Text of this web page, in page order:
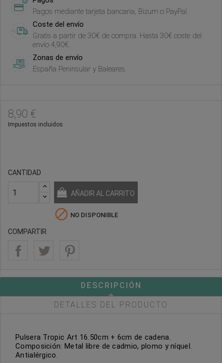
Pagos mediante tarjeta bancaria, Bizum o PayPal.
Coste del envío
Gratis a partir de 30€ de compra. Hasta 30€ coste del
envío 4,90€.
Zonas de envío
España Peninsular y Baleares.
8,90 €
Impuestos incluidos
CANTIDAD
AÑADIR AL CARRITO
 NO DISPONIBLE
COMPARTIR
DESCRIPCIÓN
DETALLES DEL PRODUCTO
Pulsera Tropic Art 16.50cm + 6cm de cadena.
Composición: Metal libre de cadmio, plomo y níquel.
Antialérgico.